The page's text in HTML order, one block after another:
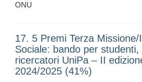
ONU
17. 5 Premi Terza
Sociale: bando per
ricercatori UniPa – II
2024/2025 (41%)